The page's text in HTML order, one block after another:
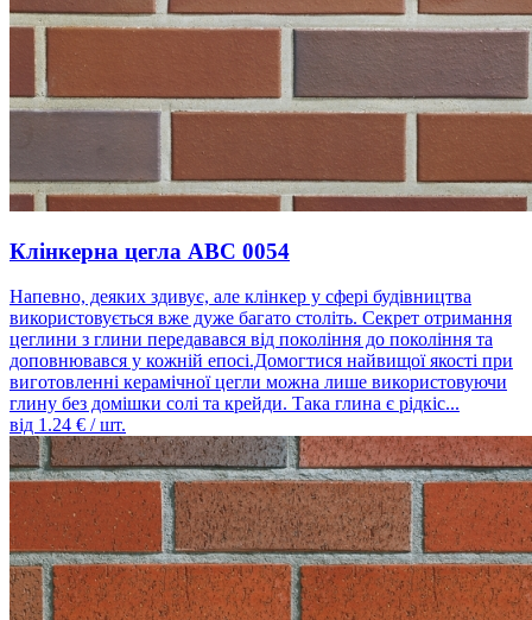
Клінкерна цегла ABC 0054
Напевно, деяких здивує, але клінкер у сфері будівництва
використовується вже дуже багато століть. Секрет отримання
цеглини з глини передавався від покоління до покоління та
доповнювався у кожній епосі.Домогтися найвищої якості при
виготовленні керамічної цегли можна лише використовуючи
глину без домішки солі та крейди. Така глина є рідкіс...
від 1.24 € / шт.